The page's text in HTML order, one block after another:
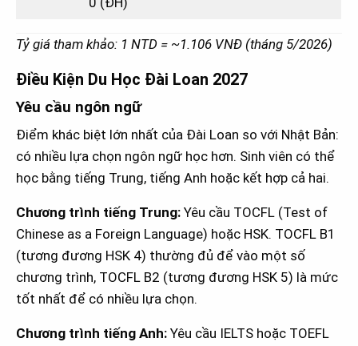
Tỷ giá tham khảo: 1 NTD = ~1.106 VNĐ (tháng 5/2026)
Điều Kiện Du Học Đài Loan 2027
Yêu cầu ngôn ngữ
Điểm khác biệt lớn nhất của Đài Loan so với Nhật Bản:
có nhiều lựa chọn ngôn ngữ học hơn. Sinh viên có thể
học bằng tiếng Trung, tiếng Anh hoặc kết hợp cả hai.
Chương trình tiếng Trung: Yêu cầu TOCFL (Test of
Chinese as a Foreign Language) hoặc HSK. TOCFL B1
(tương đương HSK 4) thường đủ để vào một số
chương trình, TOCFL B2 (tương đương HSK 5) là mức
tốt nhất để có nhiều lựa chọn.
Chương trình tiếng Anh: Yêu cầu IELTS hoặc TOEFL